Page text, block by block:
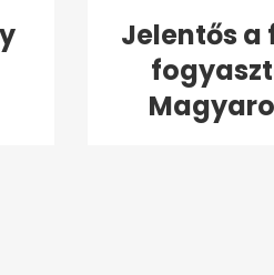
Jelentős a